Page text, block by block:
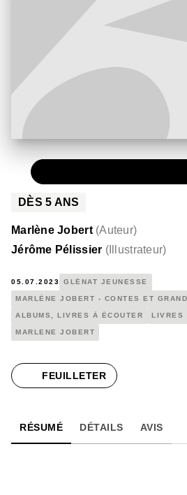
DÈS5 ANS
Marlène Jobert (Auteur)
Jérôme Pélissier (Illustrateur)
05.07.2023 GLÉNAT JEUNESSE
MARLÈNE JOBERT - CONTES ET
ALBUMS, LIVRES À ÉCOUTER LIVRES
MARLENE JOBERT
FEUILLETER
RÉSUMÉ DÉTAILS AVIS